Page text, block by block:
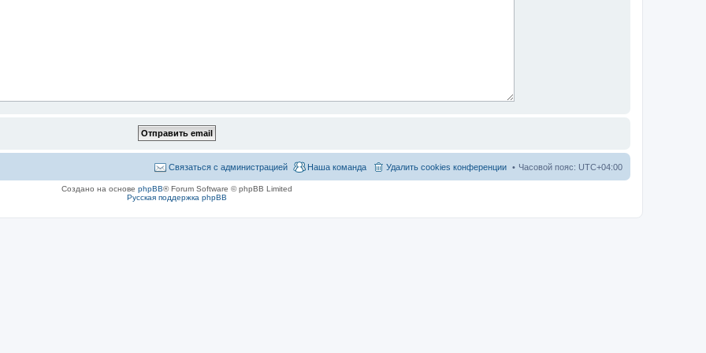
Часовой пояс: UTC+04:00
Удалить cookies конференции
Наша команда
Связаться с администрацией
Создано на основе phpBB® Forum Software © phpBB Limited
Русская поддержка phpBB